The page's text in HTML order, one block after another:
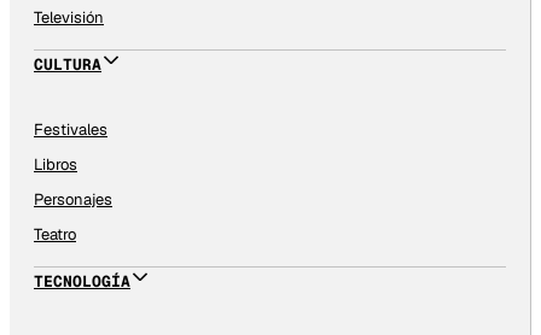
Televisión
CULTURA
Festivales
Libros
Personajes
Teatro
TECNOLOGÍA